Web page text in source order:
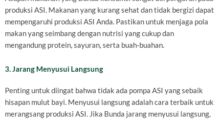
produksi ASI. Makanan yang kurang sehat dan tidak bergizi dapat
mempengaruhi produksi ASI Anda. Pastikan untuk menjaga pola
makan yang seimbang dengan nutrisi yang cukup dan
mengandung protein, sayuran, serta buah-buahan.
3. Jarang Menyusui Langsung
Penting untuk diingat bahwa tidak ada pompa ASI yang sebaik
hisapan mulut bayi. Menyusui langsung adalah cara terbaik untuk
merangsang produksi ASI. Jika Bunda jarang menyusui langsung,